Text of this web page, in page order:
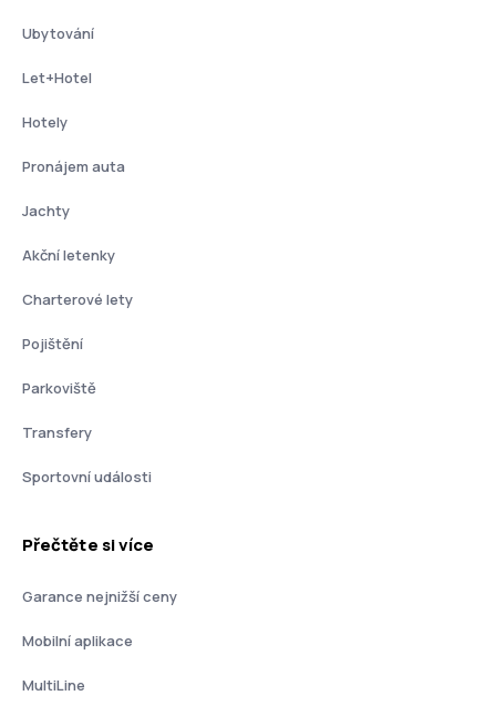
Ubytování
Let+Hotel
Hotely
Pronájem auta
Jachty
Akční letenky
Charterové lety
Pojištění
Parkoviště
Transfery
Sportovní události
Přečtěte si více
Garance nejnižší ceny
Mobilní aplikace
MultiLine